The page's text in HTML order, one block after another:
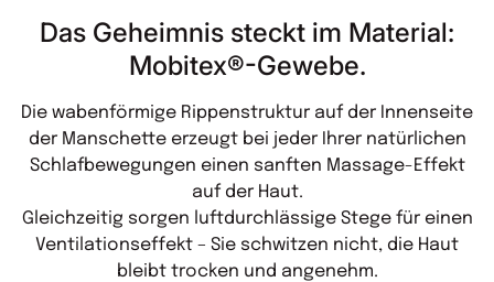
Das Geheimnis steckt im Material:
Mobitex®-Gewebe.
Die wabenförmige Rippenstruktur auf der Innenseite
der Manschette erzeugt bei jeder Ihrer natürlichen
Schlafbewegungen einen sanften Massage-Effekt
auf der Haut.
Gleichzeitig sorgen luftdurchlässige Stege für einen
Ventilationseffekt – Sie schwitzen nicht, die Haut
bleibt trocken und angenehm.